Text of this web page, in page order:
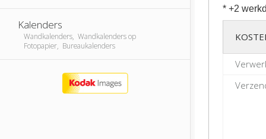
Kalenders
Wandkalenders, Wandkalenders op
Fotopapier, Bureaukalenders
* +2